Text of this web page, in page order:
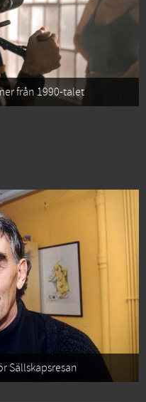
från 1990-talet
Sällskapsresan